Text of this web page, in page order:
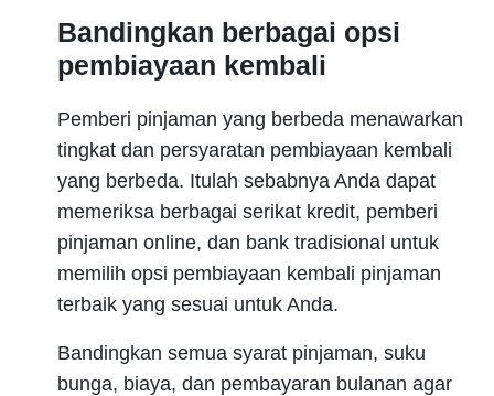
Bandingkan berbagai opsi
pembiayaan kembali
Pemberi pinjaman yang berbeda menawarkan
tingkat dan persyaratan pembiayaan kembali
yang berbeda. Itulah sebabnya Anda dapat
memeriksa berbagai serikat kredit, pemberi
pinjaman online, dan bank tradisional untuk
memilih opsi pembiayaan kembali pinjaman
terbaik yang sesuai untuk Anda.
Bandingkan semua syarat pinjaman, suku
bunga, biaya, dan pembayaran bulanan agar